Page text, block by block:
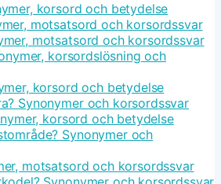
korsord och betydelse
motsatsord och korsordssvar
motsatsord och korsordssvar
korsordslösning och
korsord och betydelse
Synonymer och korsordssvar
korsord och betydelse
Synonymer och
motsatsord och korsordssvar